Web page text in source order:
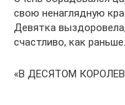
свою ненаглядную
Девятка
счастливо, как раньше.
«В ДЕСЯТОМ